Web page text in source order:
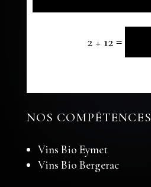
2 + 12=
NOS COMPÉTENCES
Vins Bio Eymet
Vins Bio Bergerac